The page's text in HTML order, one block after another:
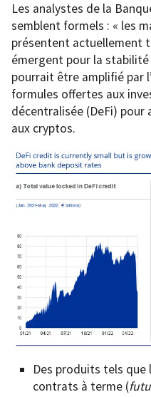
Les analystes de la
semblent formels : « les
présentent actuellement
émergent pour la
pourrait être amplifié par
formules offertes aux
décentralisée (DeFi)
aux cryptos.
Des produits tels que
contrats à terme (